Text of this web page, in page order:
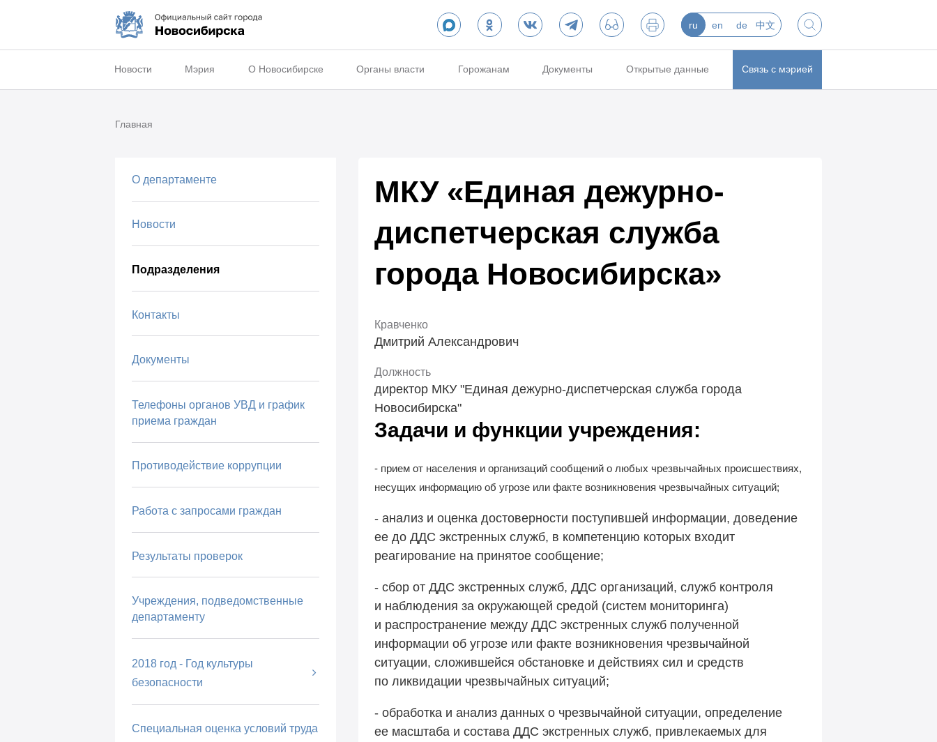
ru en de 中文
Новости Мэрия О Новосибирске Органы власти Горожанам Документы Открытые данные Связь с мэрией
Главная
О департаменте
Новости
Подразделения
Контакты
Документы
Телефоны органов УВД и график
приема граждан
Противодействие коррупции
Работа с запросами граждан
Результаты проверок
Учреждения, подведомственные
департаменту
2018 год - Год культуры
безопасности
Специальная оценка условий труда
МКУ «Единая дежурно-
диспетчерская служба
города Новосибирска»
Кравченко
Дмитрий Александрович
Должность
директор МКУ "Единая дежурно-диспетчерская служба города
Новосибирска"
Задачи и функции учреждения:
- прием от населения и организаций сообщений о любых чрезвычайных происшествиях,
несущих информацию об угрозе или факте возникновения чрезвычайных ситуаций;
- анализ и оценка достоверности поступившей информации, доведение
ее до ДДС экстренных служб, в компетенцию которых входит
реагирование на принятое сообщение;
- сбор от ДДС экстренных служб, ДДС организаций, служб контроля
и наблюдения за окружающей средой (систем мониторинга)
и распространение между ДДС экстренных служб полученной
информации об угрозе или факте возникновения чрезвычайной
ситуации, сложившейся обстановке и действиях сил и средств
по ликвидации чрезвычайных ситуаций;
- обработка и анализ данных о чрезвычайной ситуации, определение
ее масштаба и состава ДДС экстренных служб, привлекаемых для